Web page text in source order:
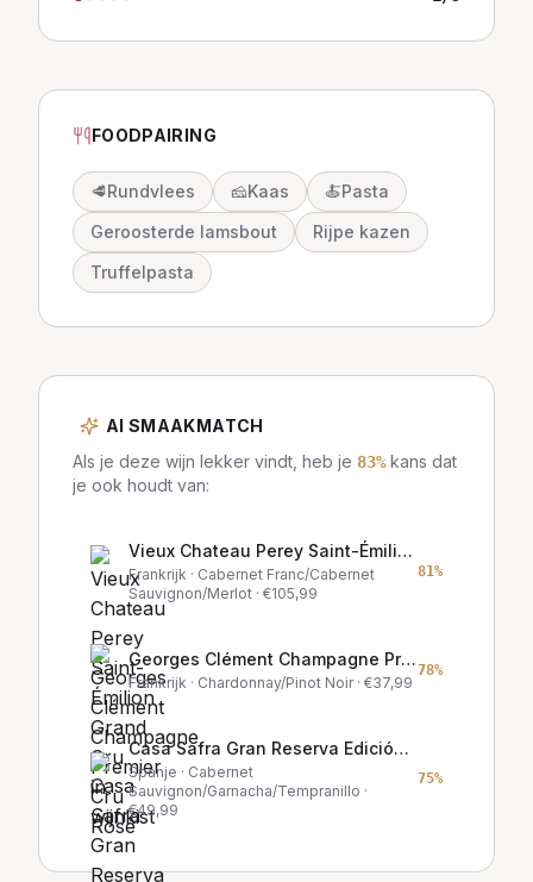
FOODPAIRING
🥩Rundvlees 🧀Kaas 🍝Pasta
Geroosterde lamsbout
Rijpe kazen
Truffelpasta
AI SMAAKMATCH
Als je deze wijn lekker vindt, heb je 83%kans dat
je ook houdt van:
Vieux Chateau Perey Saint-Émilion Grand Cru in wijnkist
Frankrijk · Cabernet Franc/Cabernet
Sauvignon/Merlot · €105,99
81%
Georges Clément Champagne Premier Cru Rosé
Frankrijk · Chardonnay/Pinot Noir· €37,99
78%
Casa Safra Gran Reserva Edición Oro in wijnkist
Spanje · Cabernet
Sauvignon/Garnacha/Tempranillo ·
€49,99
75%